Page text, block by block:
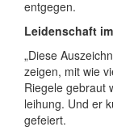
entgegen.
Leidenschaft
„Diese
zeigen, mit wie
Riegele gebraut
leihung. Und er
gefeiert.